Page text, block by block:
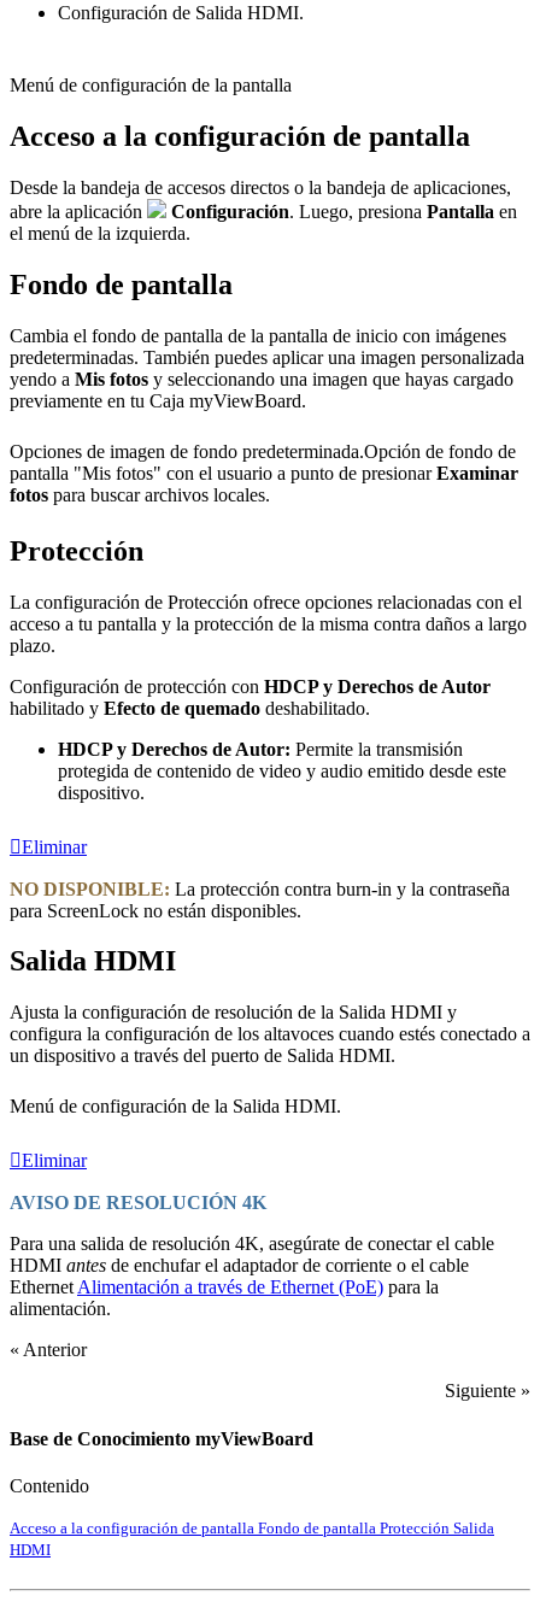
Configuración de Salida HDMI.
Menú de configuración de la pantalla
Acceso a la configuración de pantalla
Desde la bandeja de accesos directos o la bandeja de aplicaciones,
abre la aplicación
Configuración. Luego, presiona Pantalla en
el menú de la izquierda.
Fondo de pantalla
Cambia el fondo de pantalla de la pantalla de inicio con imágenes
predeterminadas. También puedes aplicar una imagen personalizada
yendo a Mis fotos y seleccionando una imagen que hayas cargado
previamente en tu Caja myViewBoard.
Opciones de imagen de fondo predeterminada.Opción de fondo de
pantalla "Mis fotos" con el usuario a punto de presionarExaminar
fotos para buscar archivos locales.
Protección
La configuración de Protección ofrece opciones relacionadas con el
acceso a tu pantalla y la protección de la misma contra daños a largo
plazo.
Configuración de protección con HDCP y Derechos de Autor
habilitado y Efecto de quemado deshabilitado.
HDCP y Derechos de Autor: Permite la transmisión
protegida de contenido de video y audio emitido desde este
dispositivo.
Eliminar
NO DISPONIBLE: La protección contra burn-in y la contraseña
para ScreenLock no están disponibles.
Salida HDMI
Ajusta la configuración de resolución de la Salida HDMI y
configura la configuración de los altavoces cuando estés conectado a
un dispositivo a través del puerto de Salida HDMI.
Menú de configuración de la Salida HDMI.
Eliminar
AVISO DE RESOLUCIÓN 4K
Para una salida de resolución 4K, asegúrate de conectar el cable
HDMI antes de enchufar el adaptador de corriente o el cable
Ethernet Alimentación a través de Ethernet (PoE) para la
alimentación.
« Anterior
Siguiente »
Base de Conocimiento myViewBoard
Contenido
Acceso a la configuración de pantalla Fondo de pantalla Protección Salida
HDMI